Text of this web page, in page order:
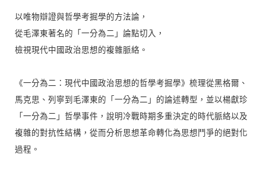
以唯物辯證與哲學考掘學的方法論，
從毛澤東著名的「一分為二」論點切入，
檢視現代中國政治思想的複雜脈絡。
《一分為二：現代中國政治思想的哲學考掘學》梳理從黑格爾、
馬克思、列寧到毛澤東的「一分為二」的論述轉型，並以楊獻珍
「一分為二」哲學事件，說明冷戰時期多重決定的時代脈絡以及
複雜的對抗性結構，從而分析思想革命轉化為思想鬥爭的絕對化
過程。